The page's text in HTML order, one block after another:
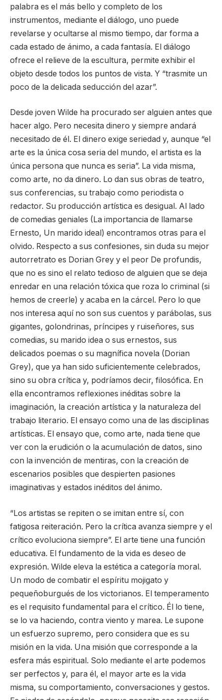
palabra es el más bello y completo de los
instrumentos, mediante el diálogo, uno puede
revelarse y ocultarse al mismo tiempo, dar forma a
cada estado de ánimo, a cada fantasía. El diálogo
ofrece el relieve de la escultura, permite exhibir el
objeto desde todos los puntos de vista. Y “trasmite un
poco de la delicada seducción del azar”.
Desde joven Wilde ha procurado ser alguien antes que
hacer algo. Pero necesita dinero y siempre andará
necesitado de él. El dinero exige seriedad y, aunque “el
arte es la única cosa seria del mundo, el artista es la
única persona que nunca es seria”. La vida misma,
como arte, no da dinero. Lo dan sus obras de teatro,
sus conferencias, su trabajo como periodista o
redactor. Su producción artística es desigual. Al lado
de comedias geniales (La importancia de llamarse
Ernesto, Un marido ideal) encontramos otras para el
olvido. Respecto a sus confesiones, sin duda su mejor
autorretrato es Dorian Grey y el peor De profundis,
que no es sino el relato tedioso de alguien que se deja
enredar en una relación tóxica que roza lo criminal (si
hemos de creerle) y acaba en la cárcel. Pero lo que
nos interesa aquí no son sus cuentos y parábolas, sus
gigantes, golondrinas, príncipes y ruiseñores, sus
comedias, su marido idea o sus ernestos, sus
delicados poemas o su magnífica novela (Dorian
Grey), que ya han sido suficientemente celebrados,
sino su obra crítica y, podríamos decir, filosófica. En
ella encontramos reflexiones inéditas sobre la
imaginación, la creación artística y la naturaleza del
trabajo literario. El ensayo como una de las disciplinas
artísticas. El ensayo que, como arte, nada tiene que
ver con la erudición o la acumulación de datos, sino
con la invención de mentiras, con la creación de
escenarios posibles que despierten pasiones
imaginativas y estados inéditos del ánimo.
“Los artistas se repiten o se imitan entre sí, con
fatigosa reiteración. Pero la crítica avanza siempre y el
crítico evoluciona siempre”. El arte tiene una función
educativa. El fundamento de la vida es deseo de
expresión. Wilde eleva la estética a categoría moral.
Un modo de combatir el espíritu mojigato y
pequeñoburgués de los victorianos. El temperamento
es el requisito fundamental para el crítico. Él lo tiene,
se lo va haciendo, contra viento y marea. Le supone
un esfuerzo supremo, pero considera que es su
misión en la vida. Una misión que corresponde a la
esfera más espiritual. Solo mediante el arte podemos
ser perfectos y, para él, el mayor arte es la vida
misma, su comportamiento, conversaciones y gestos.